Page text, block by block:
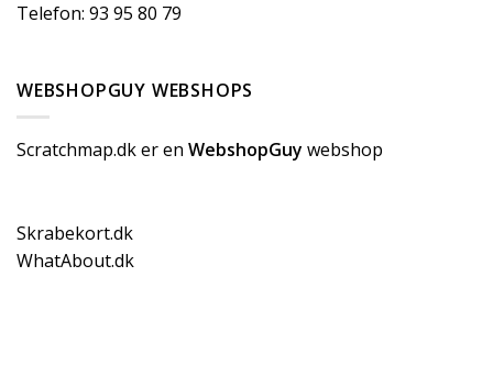
Telefon: 93 95 80 79
WEBSHOPGUY WEBSHOPS
Scratchmap.dk er en WebshopGuy webshop
Skrabekort.dk
WhatAbout.dk